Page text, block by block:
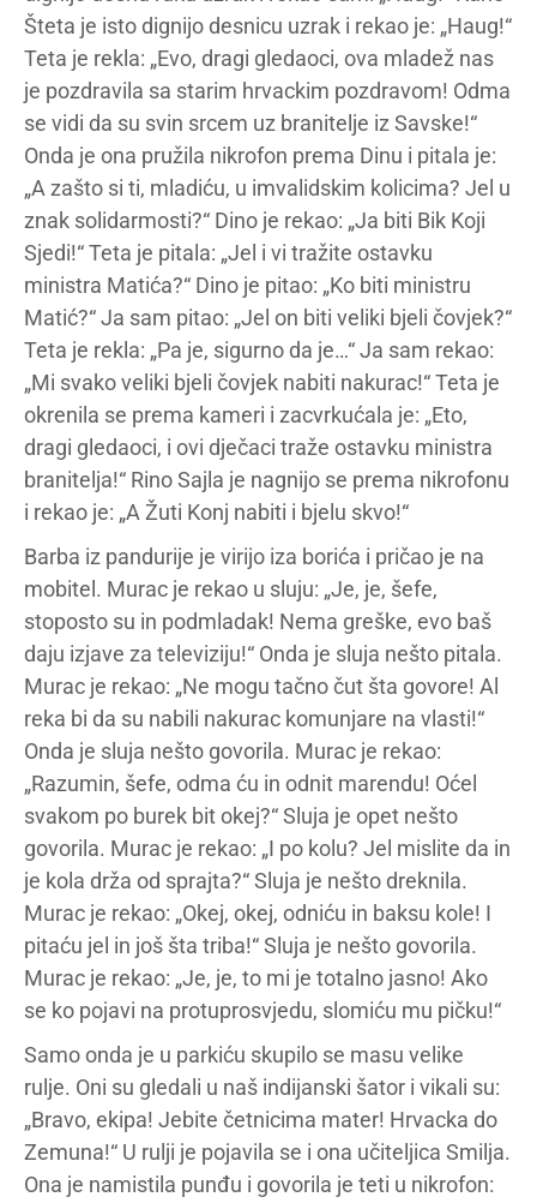
Šteta je isto dignijo desnicu uzrak i rekao je: „Haug!“
Teta je rekla: „Evo, dragi gledaoci, ova mladež nas
je pozdravila sa starim hrvackim pozdravom! Odma
se vidi da su svin srcem uz branitelje iz Savske!“
Onda je ona pružila nikrofon prema Dinu i pitala je:
„A zašto si ti, mladiću, u imvalidskim kolicima? Jel u
znak solidarmosti?“ Dino je rekao: „Ja biti Bik Koji
Sjedi!“ Teta je pitala: „Jel i vi tražite ostavku
ministra Matića?“ Dino je pitao: „Ko biti ministru
Matić?“ Ja sam pitao: „Jel on biti veliki bjeli čovjek?“
Teta je rekla: „Pa je, sigurno da je…“ Ja sam rekao:
„Mi svako veliki bjeli čovjek nabiti nakurac!“ Teta je
okrenila se prema kameri i zacvrkućala je: „Eto,
dragi gledaoci, i ovi dječaci traže ostavku ministra
branitelja!“ Rino Sajla je nagnijo se prema nikrofonu
i rekao je: „A Žuti Konj nabiti i bjelu skvo!“
Barba iz pandurije je virijo iza borića i pričao je na
mobitel. Murac je rekao u sluju: „Je, je, šefe,
stoposto su in podmladak! Nema greške, evo baš
daju izjave za televiziju!“ Onda je sluja nešto pitala.
Murac je rekao: „Ne mogu tačno čut šta govore! Al
reka bi da su nabili nakurac komunjare na vlasti!“
Onda je sluja nešto govorila. Murac je rekao:
„Razumin, šefe, odma ću in odnit marendu! Oćel
svakom po burek bit okej?“ Sluja je opet nešto
govorila. Murac je rekao: „I po kolu? Jel mislite da in
je kola drža od sprajta?“ Sluja je nešto dreknila.
Murac je rekao: „Okej, okej, odniću in baksu kole! I
pitaću jel in još šta triba!“ Sluja je nešto govorila.
Murac je rekao: „Je, je, to mi je totalno jasno! Ako
se ko pojavi na protuprosvjedu, slomiću mu pičku!“
Samo onda je u parkiću skupilo se masu velike
rulje. Oni su gledali u naš indijanski šator i vikali su:
„Bravo, ekipa! Jebite četnicima mater! Hrvacka do
Zemuna!“ U rulji je pojavila se i ona učiteljica Smilja.
Ona je namistila punđu i govorila je teti u nikrofon: